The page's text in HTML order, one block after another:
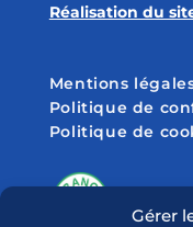
Gérer
Réalisation du
Mentions
Politique de
Politique de